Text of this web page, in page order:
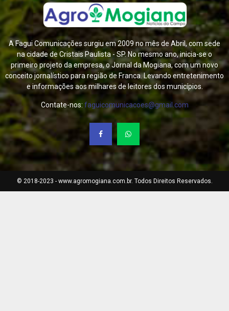
A Fagui Comunicações surgiu em 2009 no mês de Abril, com sede
na cidade de Cristais Paulista - SP. No mesmo ano, inicia-se o
primeiro projeto da empresa, o Jornal da Mogiana, com um novo
conceito jornalístico para região de Franca. Levando entretenimento
e informações aos milhares de leitores dos municípios.
Contate-nos: faguicomunicacoes@gmail.com
© 2018-2023 - www.agromogiana.com.br. Todos Direitos Reservados.